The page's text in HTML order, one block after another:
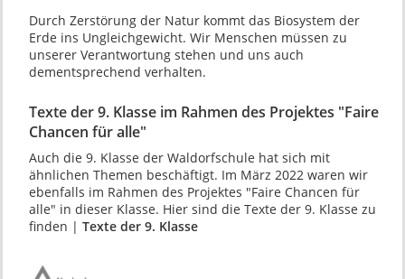
Durch Zerstörung der Natur kommt das Biosystem der
Erde ins Ungleichgewicht. Wir Menschen müssen zu
unserer Verantwortung stehen und uns auch
dementsprechend verhalten.
Texte der 9. Klasse im Rahmen des Projektes "Faire
Chancen für alle"
Auch die 9. Klasse der Waldorfschule hat sich mit
ähnlichen Themen beschäftigt. Im März 2022 waren wir
ebenfalls im Rahmen des Projektes "Faire Chancen für
alle" in dieser Klasse. Hier sind die Texte der 9. Klasse zu
finden | Texte der 9. Klasse